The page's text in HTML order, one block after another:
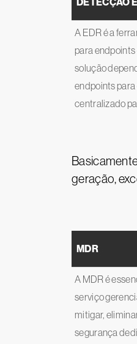
A EDR é a
para endpoints
solução
endpoints
centralizado
geração,
MDR
A MDR é
serviço
mitigar,
segurança